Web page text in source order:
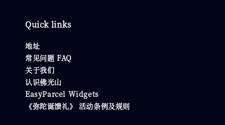
Quick links
地址
常见问题 FAQ
关于我们
认识佛光山
EasyParcel Widgets
《弥陀诞馈礼》 活动条例及规则